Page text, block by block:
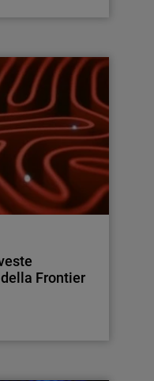
Frontier